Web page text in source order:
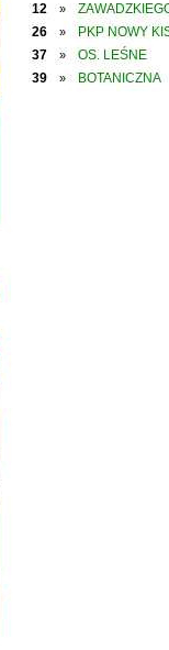
12
»
26
»
PKP NOWY
37
»
OS. LEŚNE
39
» BOTANICZNA